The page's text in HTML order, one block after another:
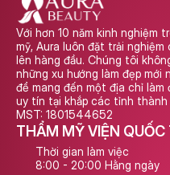
Với hơn 10 năm kinh nghiệm
mỹ, Aura luôn đặt trải nghiệm
lên hàng đầu. Chúng tôi
những xu hướng làm đẹp mới
để mang đến một địa chỉ làm
uy tín tại khắp các tỉnh thành
MST: 1801544652
THẨM MỸ VIỆN QUỐC
Thời gian làm việc
8:00 - 20:00 Hằng ngày